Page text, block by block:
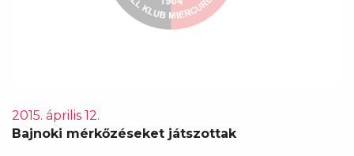
2015. április 12.
Bajnoki mérkőzéseket játszottak